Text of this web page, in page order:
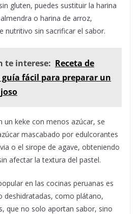
gluten, puedes sustituir la harina
o harina de arroz,
nutritivo sin sacrificar el sabor.
te interese: Receta de
fácil para preparar un
un keke con menos azúcar, se
mascabado por edulcorantes
o el sirope de agave, obteniendo
afectar la textura del pastel.
en las cocinas peruanas es
deshidratadas, como plátano,
que no solo aportan sabor, sino